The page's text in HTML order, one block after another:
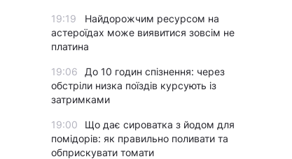
19:19
Найдорожчим ресурсом на
астероїдах може виявитися зовсім не
платина
19:06
До 10 годин спізнення: через
обстріли низка поїздів курсують із
затримками
19:00
Що дає сироватка з йодом для
помідорів: як правильно поливати та
обприскувати томати